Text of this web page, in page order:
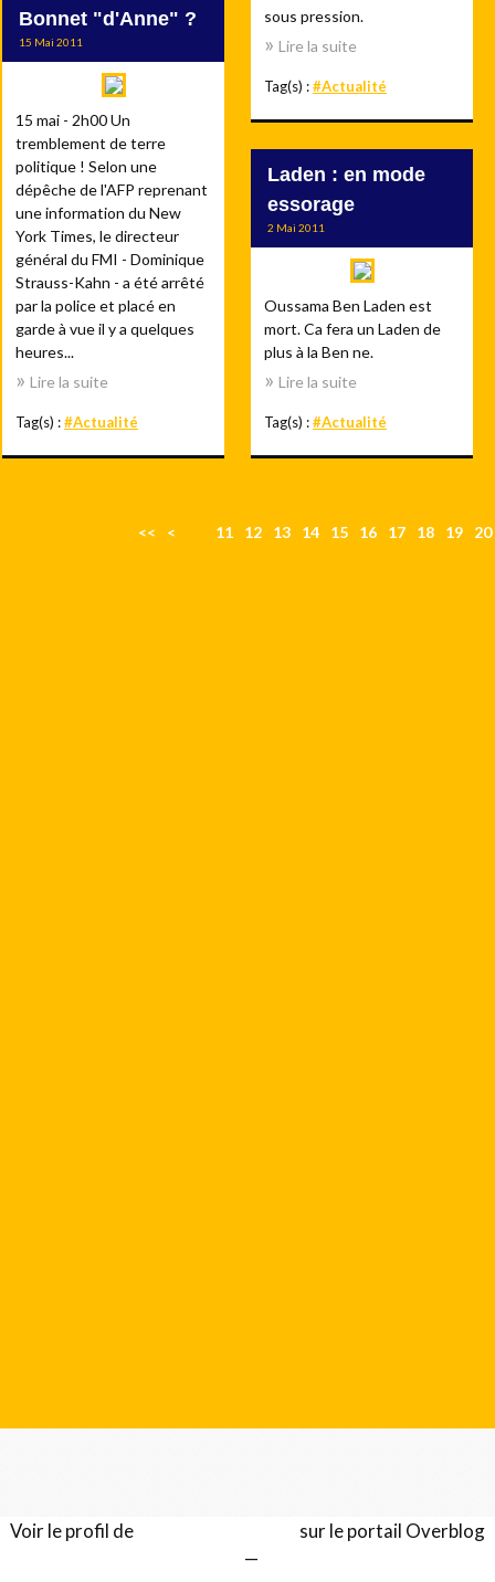
sous pression.
Lire la suite
Tag(s) :#Actualité
Bonnet "d'Anne" ?
15 Mai 2011
15 mai - 2h00 Un
tremblement de terre
politique ! Selon une
dépêche de l'AFP reprenant
une information du New
York Times, le directeur
général du FMI - Dominique
Strauss-Kahn - a été arrêté
par la police et placé en
garde à vue il y a quelques
heures...
Lire la suite
Tag(s) :#Actualité
Laden : en mode
essorage
2 Mai 2011
Oussama Ben Laden est
mort. Ca fera un Laden de
plus à la Ben ne.
Lire la suite
Tag(s) :#Actualité
<< < 11 12 13 14 15 16 17 18 19 20
Voir le profil de sur le portail Overblog